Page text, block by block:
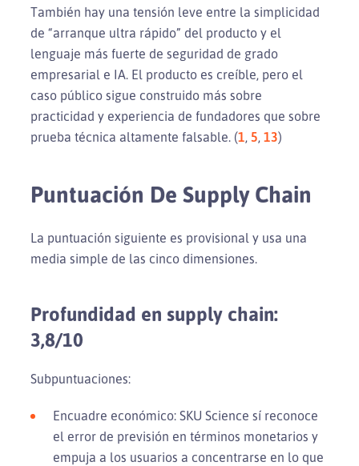
También hay una tensión leve entre la simplicidad
de “arranque ultra rápido” del producto y el
lenguaje más fuerte de seguridad de grado
empresarial e IA. El producto es creíble, pero el
caso público sigue construido más sobre
practicidad y experiencia de fundadores que sobre
prueba técnica altamente falsable. (1, 5, 13)
Puntuación De Supply Chain
La puntuación siguiente es provisional y usa una
media simple de las cinco dimensiones.
Profundidad en supply chain:
3,8/10
Subpuntuaciones:
Encuadre económico: SKU Science sí reconoce
el error de previsión en términos monetarios y
empuja a los usuarios a concentrarse en lo que